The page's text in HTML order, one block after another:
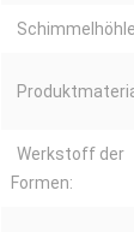
Werkstoff der
Formen: